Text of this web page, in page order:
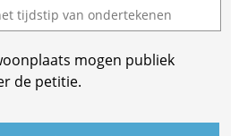
mogen publiek
de petitie.